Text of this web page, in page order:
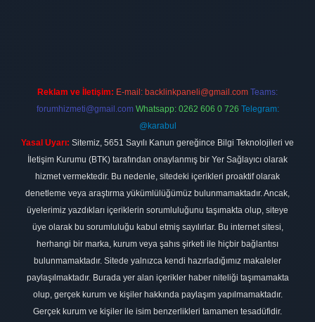
Reklam ve İletişim: E-mail: backlinkpaneli@gmail.com Teams:
forumhizmeti@gmail.com Whatsapp: 0262 606 0 726 Telegram:
@karabul
Yasal Uyarı: Sitemiz, 5651 Sayılı Kanun gereğince Bilgi Teknolojileri ve
İletişim Kurumu (BTK) tarafından onaylanmış bir Yer Sağlayıcı olarak
hizmet vermektedir. Bu nedenle, sitedeki içerikleri proaktif olarak
denetleme veya araştırma yükümlülüğümüz bulunmamaktadır. Ancak,
üyelerimiz yazdıkları içeriklerin sorumluluğunu taşımakta olup, siteye
üye olarak bu sorumluluğu kabul etmiş sayılırlar. Bu internet sitesi,
herhangi bir marka, kurum veya şahıs şirketi ile hiçbir bağlantısı
bulunmamaktadır. Sitede yalnızca kendi hazırladığımız makaleler
paylaşılmaktadır. Burada yer alan içerikler haber niteliği taşımamakta
olup, gerçek kurum ve kişiler hakkında paylaşım yapılmamaktadır.
Gerçek kurum ve kişiler ile isim benzerlikleri tamamen tesadüfidir.